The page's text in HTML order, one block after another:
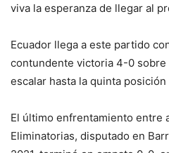
viva la esperanza de llegar al
Ecuador llega a este partido
contundente victoria 4-0
escalar hasta la quinta
El último enfrentamiento entre
Eliminatorias, disputado en